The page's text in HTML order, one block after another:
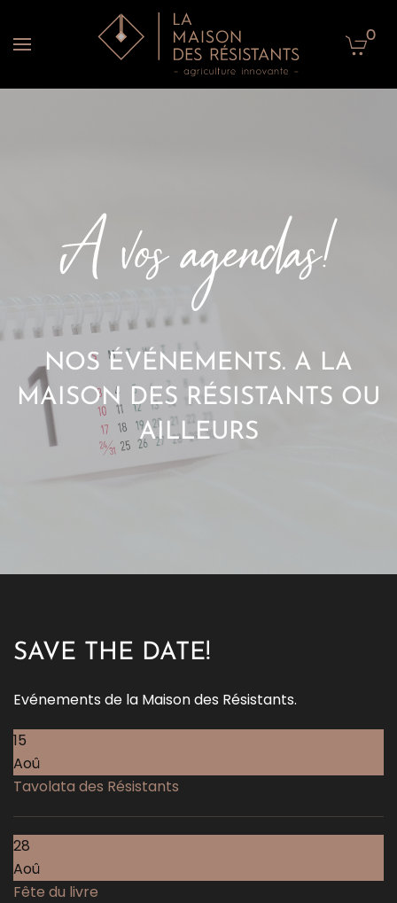
Accéder au contenu principal 0
NOS ÉVÉNEMENTS. A LA
MAISON DES RÉSISTANTS OU
AILLEURS
SAVE THE DATE!
Evénements de la Maison des Résistants.
15
Aoû
Tavolata des Résistants
28
Aoû
Fête du livre